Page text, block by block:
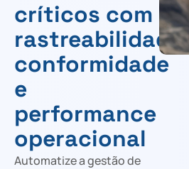
críticos com
rastreabilidade,
conformidade
e
performance
operacional
Automatize a gestão de